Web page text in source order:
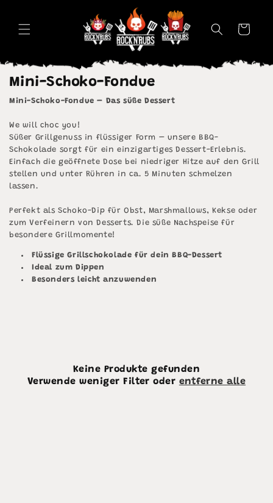
Inhalt
Warenkorb
K
a
t
e
g
o
i
e
Mini-Schoko-Fondue
Mini-Schoko-Fondue – Das süße Dessert
We will choc you!
Süßer Grillgenuss in flüssiger Form – unsere BBQ-
Schokolade sorgt für ein einzigartiges Dessert-Erlebnis.
Einfach die geöffnete Dose bei niedriger Hitze auf den Grill
stellen und unter Rühren in ca. 5 Minuten schmelzen
lassen.
Perfekt als Schoko-Dip für Obst, Marshmallows, Kekse oder
zum Verfeinern von Desserts. Die süße Nachspeise für
besondere Grillmomente!
Flüssige Grillschokolade für dein BBQ-Dessert
Ideal zum Dippen
Besonders leicht anzuwenden
Keine Produkte gefunden
Verwende weniger Filter oder entferne alle